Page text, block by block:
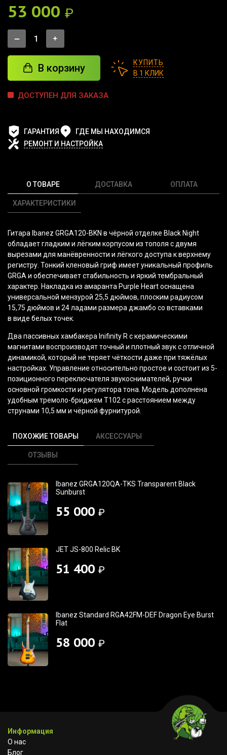
53 000 ₽
В корзину
КУПИТЬ
В 1 КЛИК
ДОСТУПЕН ДЛЯ ЗАКАЗА
ГАРАНТИЯ
ГДЕ МЫ НАХОДИМСЯ
РЕМОНТ И НАСТРОЙКА
О ТОВАРЕ
ХАРАКТЕРИСТИКИ
ДОСТАВКА ОПЛАТА
Гитара Ibanez GRGA120-BKN в чёрной отделке Black Night
обладает гладким и лёгким корпусом из тополя с двумя
вырезами для манёвренности и лёгкого доступа к верхнему
регистру. Тонкий кленовый гриф имеет уникальный профиль
GRGA и обеспечивает стабильность и яркий тембральный
характер. Накладка из амаранта Purple Heart оснащена
универсальной мензурой 25,5 дюймов, плоским радиусом
15,75 дюймов и 24 ладами размера джамбо со вставками
в виде белых точек.
Два пассивных хамбакера Inifinity R с керамическими
магнитами воспроизводят точный и плотный звук с отличной
динамикой, который не теряет чёткости даже при тяжёлых
настройках. Управление относительно простое и состоит из 5-
позиционного переключателя звукоснимателей, ручки
основной громкости и регулятора тона. Модель дополнена
удобным тремоло-бриджем T102 с расстоянием между
струнами 10,5 мм и чёрной фурнитурой.
ПОХОЖИЕ ТОВАРЫ АКСЕССУАРЫ
ОТЗЫВЫ
Ibanez GRGA120QA-TKS Transparent Black
Sunburst
55 000 ₽
JET JS-800 Relic BK
51 400 ₽
Ibanez Standard RGA42FM-DEF Dragon Eye Burst
Flat
58 000 ₽
Информация
О нас
Блог